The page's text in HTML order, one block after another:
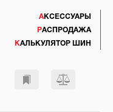
АКСЕССУАРЫ
РАСПРОДАЖА
КАЛЬКУЛЯТОР ШИН